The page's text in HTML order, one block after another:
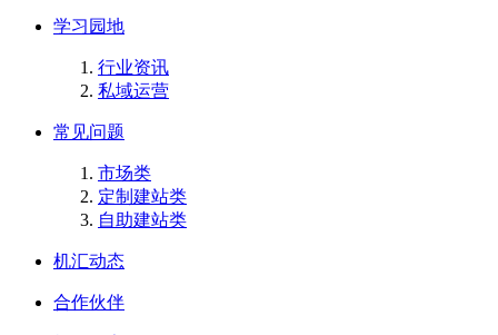
学习园地
行业资讯
私域运营
常见问题
市场类
定制建站类
自助建站类
机汇动态
合作伙伴